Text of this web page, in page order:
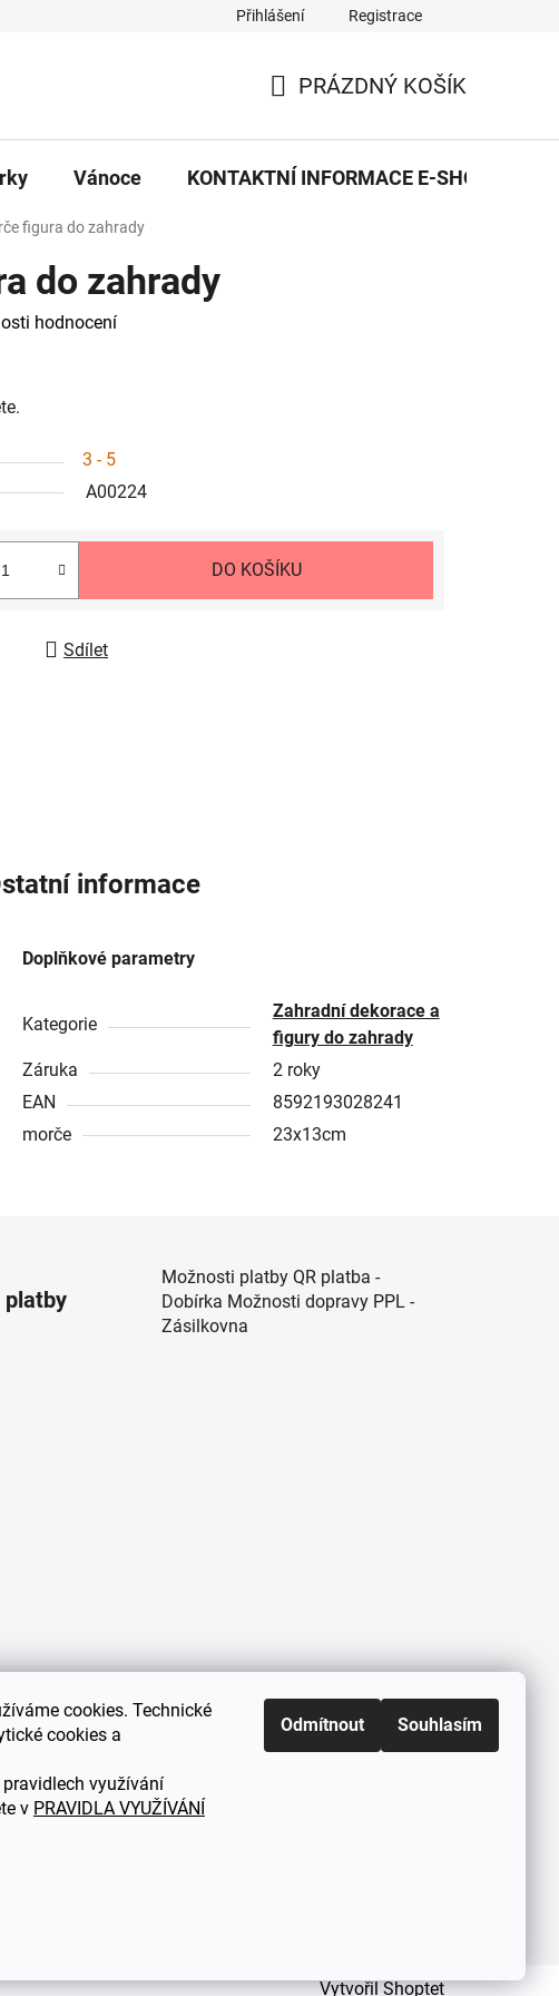
cookies. Technické
cookies a
využívání
v PRAVIDLA VYUŽÍVÁNÍ
Odmítnout Souhlasím
eDekor PROVOZOVNA OBCHODNÍ PODMÍNKY
Přihlášení Registrace
KOŠÍK
PRÁZDNÝ KOŠÍK
Vánoce KONTAKTNÍ INFORMACE E-SHOPU
figura do zahrady
do zahrady
hodnocení
3 - 5
A00224
DO KOŠÍKU
Sdílet
informace
Doplňkové parametry
Kategorie
Zahradní dekorace a
figury do zahrady
Záruka
2 roky
EAN
8592193028241
morče
23x13cm
platby
Možnosti platby QR platba -
Dobírka Možnosti dopravy PPL -
Zásilkovna
pro
Kč
Zákaznická podpora každý všední
den od 9.00 do 18.00 hodin
Vytvořil Shoptet